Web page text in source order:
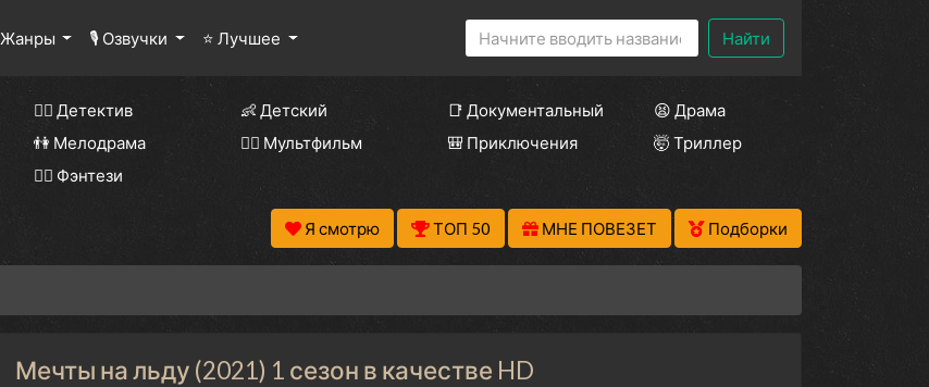
Жанры 🎙 Озвучки ⭐ Лучшее Найти
🕵️‍♂️ Детектив 👶 Детский 📑 Документальный
😫 Драма
👫 Мелодрама 🧚‍♀️ Мультфильм 🎒 Приключения
🤯 Триллер
🧝‍♂️ Фэнтези
Я смотрю ТОП 50 МНЕ ПОВЕЗЕТ Подборки
Мечты на льду (2021) 1 сезон в качестве HD